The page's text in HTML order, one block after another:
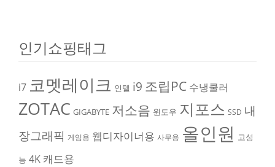
인기쇼핑태그
i7 코멧레이크 인텔 i9 조립PC 수냉쿨러
ZOTAC GIGABYTE 저소음 윈도우 지포스 SSD 내
장그래픽 게임용 웹디자이너용 사무용 올인원 고성
능 4K 캐드용